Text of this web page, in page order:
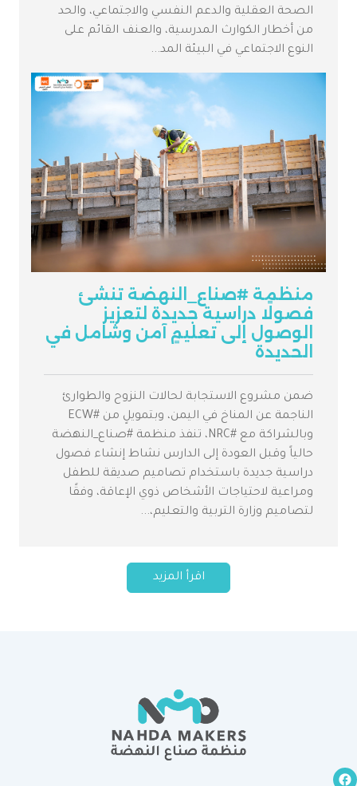
الصحة العقلية والدعم النفسي والاجتماعي، والحد
من أخطار الكوارث المدرسية، والعنف القائم على
النوع الاجتماعي في البيئة المد...
منظمة #صناع_النهضة تنشئ
فصولًا دراسية جديدة لتعزيز
الوصول إلى تعليمٍ آمن وشامل في
الحديدة
ضمن مشروع الاستجابة لحالات النزوح والطوارئ
الناجمة عن المناخ في اليمن، وبتمويلٍ من #ECW
وبالشراكة مع #NRC، تنفذ منظمة #صناع_النهضة
حالياً وقبل العودة إلى الدارس نشاط إنشاء فصول
دراسية جديدة باستخدام تصاميم صديقة للطفل
ومراعية لاحتياجات الأشخاص ذوي الإعاقة، وفقًا
لتصاميم وزارة التربية والتعليم،...
اقرأ المزيد